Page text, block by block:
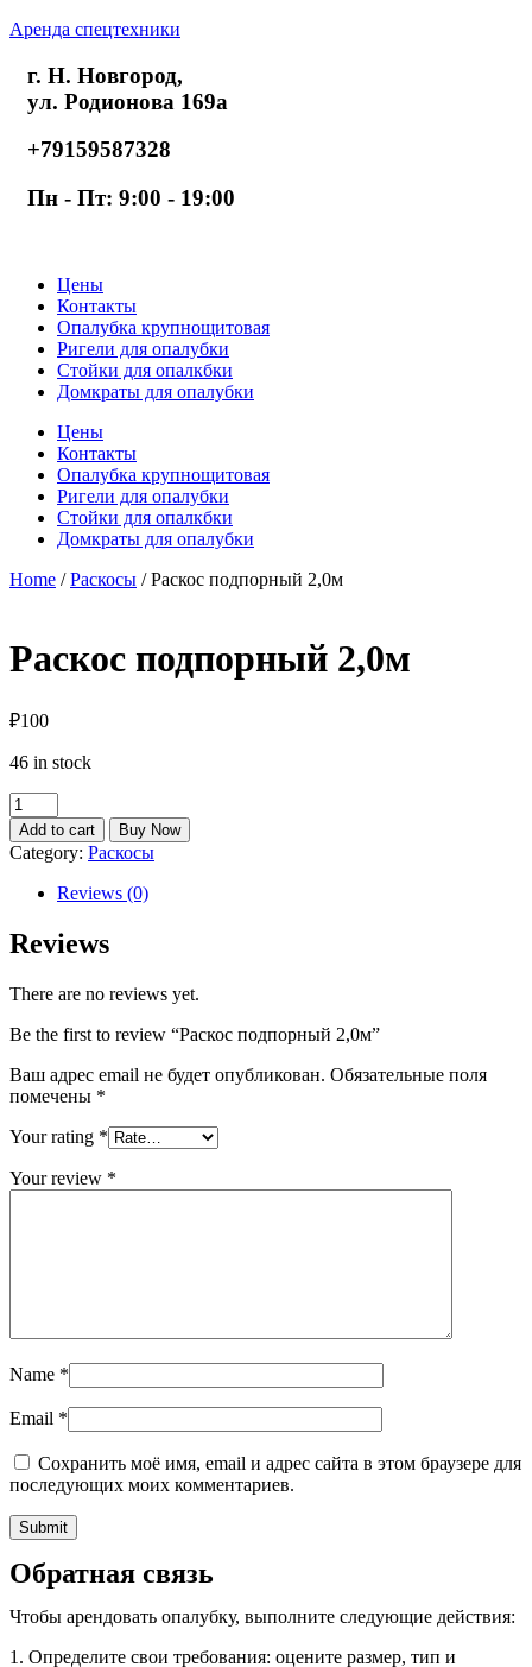
Аренда спецтехники
г. Н. Новгород,
ул. Родионова 169а
+79159587328
Пн - Пт: 9:00 - 19:00
Цены
Контакты
Опалубка крупнощитовая
Ригели для опалубки
Стойки для опалкбки
Домкраты для опалубки
Цены
Контакты
Опалубка крупнощитовая
Ригели для опалубки
Стойки для опалкбки
Домкраты для опалубки
Home /Раскосы / Раскос подпорный 2,0м
Раскос подпорный 2,0м
₽100
46 in stock
Раскос
подпорный
2,0м
quantity
Add to cart Buy Now
Category: Раскосы
Reviews (0)
Reviews
There are no reviews yet.
Be the first to review “Раскос подпорный 2,0м”
Ваш адрес email не будет опубликован. Обязательные поля
помечены *
Your rating *
Your review *
Name *
Email *
Сохранить моё имя, email и адрес сайта в этом браузере для
последующих моих комментариев.
Обратная связь
Чтобы арендовать опалубку, выполните следующие действия:
1. Определите свои требования: оцените размер, тип и